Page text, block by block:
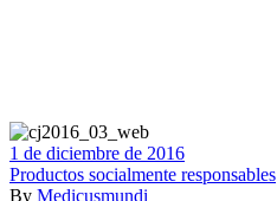
1 de diciembre de 2016
Productos socialmente responsables
By Medicusmundi